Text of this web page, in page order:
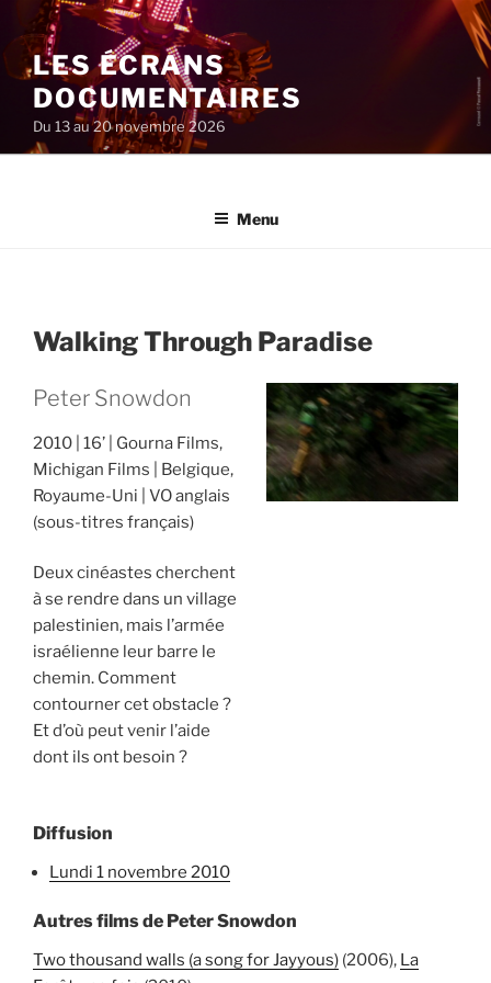
au
contenu
principal
LES ÉCRANS
DOCUMENTAIRES
Du 13 au 20 novembre 2026
Menu
Walking Through Paradise
Peter Snowdon
2010 16’
Gourna Films,
Michigan Films
Belgique,
Royaume-Uni
VO anglais
(sous-titres français)
Deux cinéastes cherchent
à se rendre dans un village
palestinien, mais l’armée
israélienne leur barre le
chemin. Comment
contourner cet obstacle ?
Et d’où peut venir l’aide
dont ils ont besoin ?
Diffusion
lundi 1 novembre 2010
Autres films de Peter Snowdon
Two thousand walls (a song for Jayyous) (2006), La